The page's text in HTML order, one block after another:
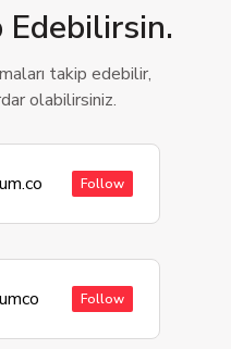
Edebilirsin.
takip edebilir,
olabilirsiniz.
Follow
Follow